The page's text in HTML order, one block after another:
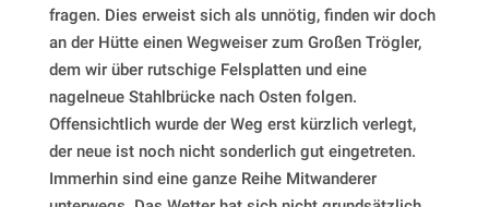
fragen. Dies erweist sich als unnötig, finden wir doch
an der Hütte einen Wegweiser zum Großen Trögler,
dem wir über rutschige Felsplatten und eine
nagelneue Stahlbrücke nach Osten folgen.
Offensichtlich wurde der Weg erst kürzlich verlegt,
der neue ist noch nicht sonderlich gut eingetreten.
Immerhin sind eine ganze Reihe Mitwanderer